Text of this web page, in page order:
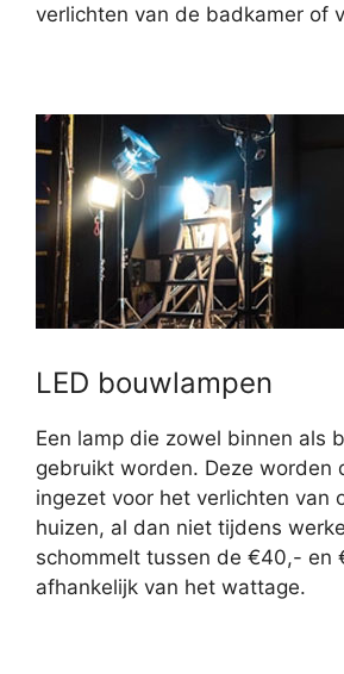
verlichten van de badkamer of
LED bouwlampen
Een lamp die zowel binnen als
gebruikt worden. Deze worden
ingezet voor het verlichten van
huizen, al dan niet tijdens
schommelt tussen de €40,- en
afhankelijk van het wattage.